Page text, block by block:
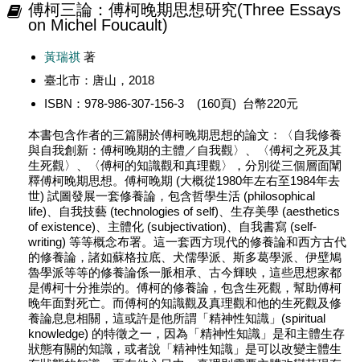
傅柯三論：傅柯晚期思想研究(Three Essays
on Michel Foucault)
黃瑞祺著
臺北市：唐山，2018
ISBN：978-986-307-156-3 (160頁) 台幣220元
本書包含作者的三篇關於傅柯晚期思想的論文：〈自我修養
與自我創新：傅柯晚期的主體／自我觀〉、〈傅柯之死及其
生死觀〉、〈傅柯的知識觀和真理觀〉，分別從三個層面闡
釋傅柯晚期思想。傅柯晚期 (大概從1980年左右至1984年去
世) 試圖發展一套修養論，包含哲學生活 (philosophical
life)、自我技藝 (technologies of self)、生存美學 (aesthetics
of existence)、主體化 (subjectivation)、自我書寫 (self-
writing) 等等概念布署。這一套西方現代的修養論和西方古代
的修養論，諸如蘇格拉底、犬儒學派、斯多葛學派、伊壁鳩
魯學派等等的修養論係一脈相承、古今輝映，這些思想家都
是傅柯十分推崇的。傅柯的修養論，包含生死觀，幫助傅柯
晚年面對死亡。而傅柯的知識觀及真理觀和他的生死觀及修
養論息息相關，這或許是他所謂「精神性知識」(spiritual
knowledge) 的特徵之一，因為「精神性知識」是和主體生存
狀態有關的知識，或者說「精神性知識」是可以改變主體生